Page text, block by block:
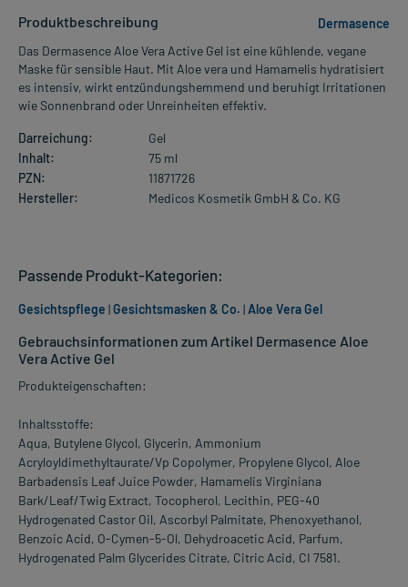
Produktbeschreibung
Dermasence
Das Dermasence Aloe Vera Active Gel ist eine kühlende, vegane
Maske für sensible Haut. Mit Aloe vera und Hamamelis hydratisiert
es intensiv, wirkt entzündungshemmend und beruhigt Irritationen
wie Sonnenbrand oder Unreinheiten effektiv.
Darreichung:
Gel
Inhalt:
75 ml
PZN:
11871726
Hersteller:
Medicos Kosmetik GmbH & Co. KG
Gebrauchsinformationen zum Artikel Dermasence Aloe
Vera Active Gel
Produkteigenschaften:
Inhaltsstoffe:
Aqua, Butylene Glycol, Glycerin, Ammonium
Acryloyldimethyltaurate/Vp Copolymer, Propylene Glycol, Aloe
Barbadensis Leaf Juice Powder, Hamamelis Virginiana
Bark/Leaf/Twig Extract, Tocopherol, Lecithin, PEG-40
Hydrogenated Castor Oil, Ascorbyl Palmitate, Phenoxyethanol,
Benzoic Acid, O-Cymen-5-Ol, Dehydroacetic Acid, Parfum,
Hydrogenated Palm Glycerides Citrate, Citric Acid, CI 7581.
Passende Produkt-Kategorien:
Gesichtspflege |Gesichtsmasken & Co. |Aloe Vera Gel